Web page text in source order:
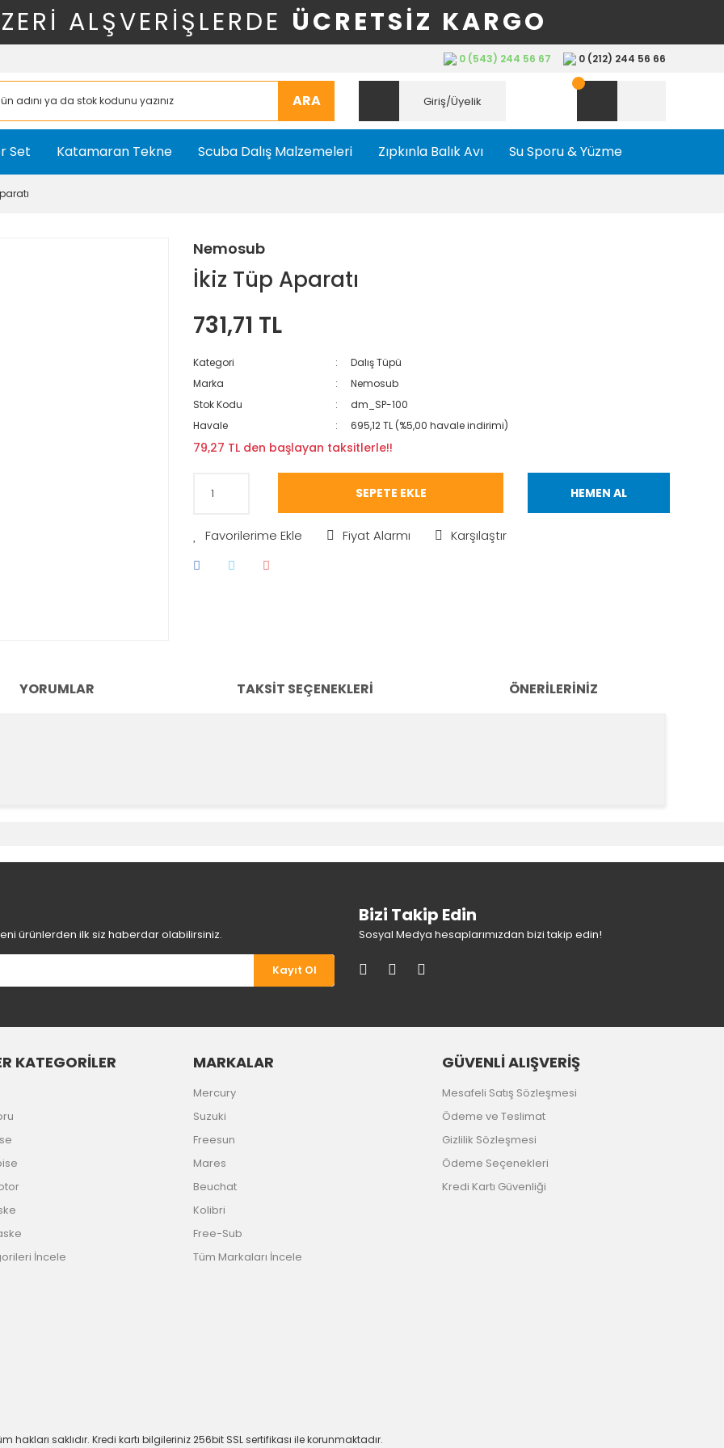
ALŞVERİŞLERDE ÜCRETSİZ KARGO
0 (543) 244 56 67 0 (212) 244 56 66
ARA Giriş/Üyelik
Set Katamaran Tekne Scuba Dalış Malzemeleri Zıpkınla Balık Avı Su Sporu & Yüzme
Nemosub
İkiz Tüp Aparatı
731,71 TL
Kategori
Dalış Tüpü
Marka
Nemosub
Stok Kodu
dm_SP-100
Havale
695,12 TL (%5,00 havale indirimi)
79,27 TL den başlayan taksitlerle!!
SEPETE EKLE HEMEN AL
Fiyat Alarmı Karşılaştır
YORUMLAR TAKSIT SEÇENEKLERI ÖNERILERINIZ
Gönder
ürünlerden ilk siz haberdar olabilirsiniz.
Kayıt Ol
Bizi Takip Edin
Sosyal Medya hesaplarımızdan bizi takip edin!
KATEGORİLER
İncele
MARKALAR
Mercury
Suzuki
Freesun
Mares
Beuchat
Kolibri
Free-Sub
Tüm Markaları İncele
GÜVENLİ ALIŞVERİŞ
Mesafeli Satış Sözleşmesi
Ödeme ve Teslimat
Gizlilik Sözleşmesi
Ödeme Seçenekleri
Kredi Kartı Güvenliği
hakları saklıdır. Kredi kartı bilgileriniz 256bit SSL sertifikası ile korunmaktadır.